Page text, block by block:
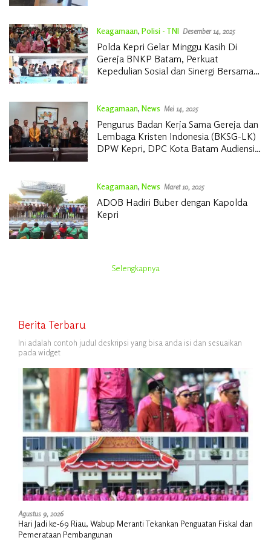
Keagamaan, Polisi - TNI Desember 14, 2025
Polda Kepri Gelar Minggu Kasih Di
Gereja BNKP Batam, Perkuat
Kepedulian Sosial dan Sinergi Bersama
Keagamaan, News Mei 14, 2025
Pengurus Badan Kerja Sama Gereja dan
Lembaga Kristen Indonesia (BKSG-LK)
DPW Kepri, DPC Kota Batam Audiensi
Keagamaan, News Maret 10, 2025
ADOB Hadiri Buber dengan Kapolda
Kepri
Selengkapnya
Berita Terbaru
Ini adalah contoh judul deskripsi yang bisa anda isi dan sesuaikan
pada widget
Agustus 9, 2026
Hari Jadi ke-69 Riau, Wabup Meranti Tekankan Penguatan Fiskal dan
Pemerataan Pembangunan